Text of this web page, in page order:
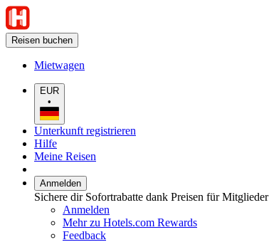
Reisen buchen
Mietwagen
EUR
•
Unterkunft registrieren
Hilfe
Meine Reisen
Anmelden
Sichere dir Sofortrabatte dank Preisen für Mitglieder
Anmelden
Mehr zu Hotels.com Rewards
Feedback